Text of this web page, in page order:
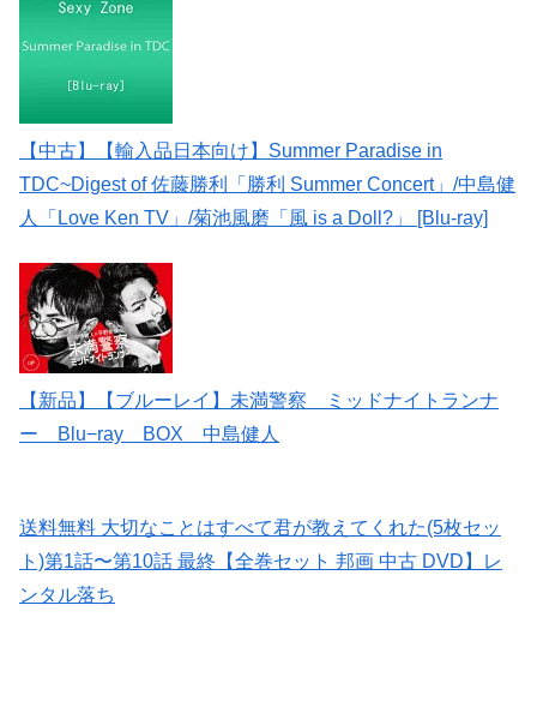
【中古】【輸入品日本向け】Summer Paradise in
TDC~Digest of 佐藤勝利「勝利 Summer Concert」/中島健
人「Love Ken TV」/菊池風磨「風 is a Doll?」 [Blu-ray]
【新品】【ブルーレイ】未満警察 ミッドナイトランナ
ー Blu−ray BOX 中島健人
送料無料 大切なことはすべて君が教えてくれた(5枚セッ
ト)第1話〜第10話 最終【全巻セット 邦画 中古 DVD】レ
ンタル落ち